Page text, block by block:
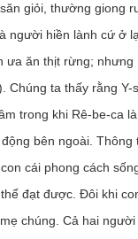
giỏi, thường giong
người hiền lành cứ ở
ưa ăn thịt rừng; nhưng
Chúng ta thấy rằng
trong khi Rê-be-ca
bên ngoài.
cái phong cách
đạt được. Đôi khi
chúng. Cả hai người